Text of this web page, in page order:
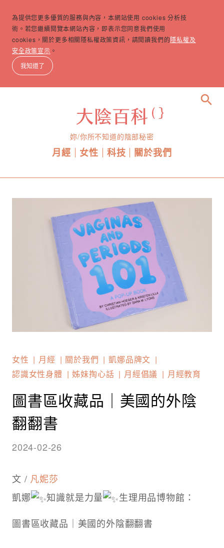
為提供您更多優質的服務與內容，本網站使用 cookies 分析技
術。若您繼續閱覽本網站內容，即表示您同意我們使用
cookies，關於更多相關隱私權政策資訊，請閱讀我們的隱私權及
安全政策宣示 。
我知道了
妳/你所不知道的陰部秘密
月經 女性 科技 關於我們
search
女性 月經 關於我們
凱娜品牌文
認識女性身體
姊妹掏心話 月經倡議 月經教育
圖書區收藏品｜美國的外陰
翻翻書
2024-02-26
文 / 凡妮莎
凱娜
知識就是力量
生理用品博物館：
圖書區收藏品｜美國的外陰翻翻書